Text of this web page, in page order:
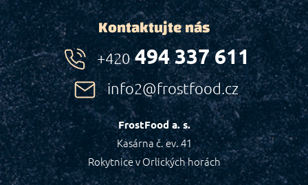
Kontaktujte nás
+420494 337 611
info2@frostfood.cz
FrostFood a. s.
Kasárna č. ev. 41
Rokytnice v Orlických horách